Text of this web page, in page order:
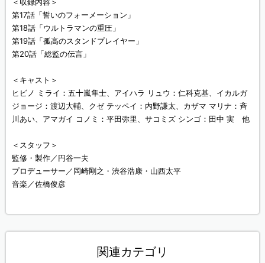
＜収録内容＞
第17話「誓いのフォーメーション」
第18話「ウルトラマンの重圧」
第19話「孤高のスタンドプレイヤー」
第20話「総監の伝言」
＜キャスト＞
ヒビノ ミライ：五十嵐隼士、アイハラ リュウ：仁科克基、イカルガ
ジョージ：渡辺大輔、クゼ テッペイ：内野謙太、カザマ マリナ：斉
川あい、アマガイ コノミ：平田弥里、サコミズ シンゴ：田中 実 他
＜スタッフ＞
監修・製作／円谷一夫
プロデューサー／岡崎剛之・渋谷浩康・山西太平
音楽／佐橋俊彦
関連カテゴリ